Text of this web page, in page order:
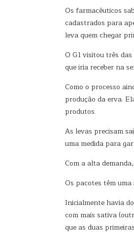
Os farmacêuticos
cadastrados para
leva quem chegar
O G1 visitou três
que iria receber na
Como o processo
produção da erva.
produtos.
As levas precisam
uma medida para
Com a alta
Os pacotes têm
Inicialmente havia
com mais sativa
que as duas